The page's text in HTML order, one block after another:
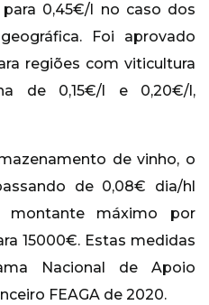
0,45€/l no caso dos
Foi aprovado
regiões com viticultura
de 0,15€/l e 0,20€/l,
de vinho, o
de 0,08€ dia/hl
máximo por
15000€. Estas medidas
Nacional de Apoio
FEAGA de 2020.